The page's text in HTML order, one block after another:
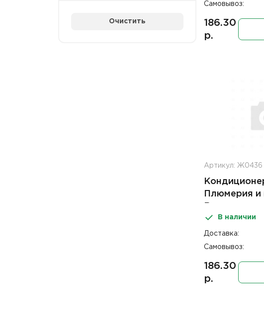
Очистить
Самовывоз:
186.30
р.
Артикул: Ж0436
Плюмерия и
В наличии
Доставка:
Самовывоз:
186.30
р.